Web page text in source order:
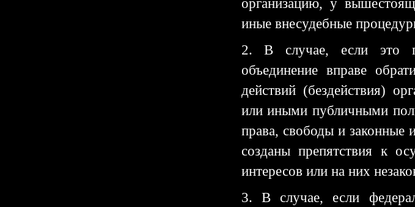
иные внесудебные
2. В случае, если это
объединение вправе
действий (бездействия)
или иными публичными
права, свободы и законные
созданы препятствия к
интересов или на них
3. В случае, если